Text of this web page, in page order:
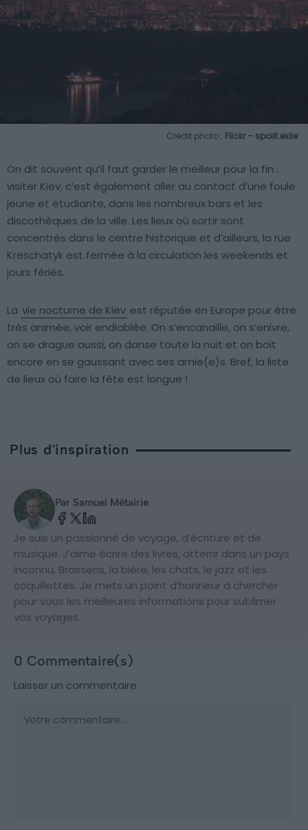
Crédit photo : Flickr – spoilt.exile
On dit souvent qu’il faut garder le meilleur pour la fin :
visiter Kiev, c’est également aller au contact d’une foule
jeune et étudiante, dans les nombreux bars et les
discothèques de la ville. Les lieux où sortir sont
concentrés dans le centre historique et d’ailleurs, la rue
Kreschatyk est fermée à la circulation les weekends et
jours fériés.
La vie nocturne de Kiev est réputée en Europe pour être
très animée, voir endiablée. On s’encanaille, on s’enivre,
on se drague aussi, on danse toute la nuit et on boit
encore en se gaussant avec ses amie(e)s. Bref, la liste
de lieux où faire la fête est longue !
Plus d'inspiration
Par Samuel Métairie
Je suis un passionné de voyage, d’écriture et de
musique. J’aime écrire des livres, atterrir dans un pays
inconnu, Brassens, la bière, les chats, le jazz et les
coquillettes. Je mets un point d’honneur à chercher
pour vous les meilleures informations pour sublimer
vos voyages.
0 Commentaire(s)
Laisser un commentaire